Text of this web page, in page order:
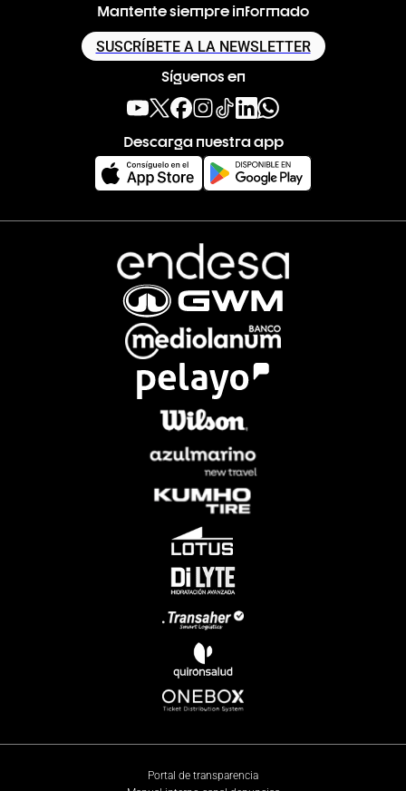
Mantente siempre informado
SUSCRÍBETE A LA NEWSLETTER
Síguenos en
Descarga nuestra app
Portal de transparencia